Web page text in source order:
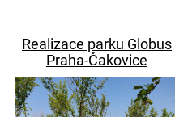
Realizace parku Globus
Praha-Čakovice